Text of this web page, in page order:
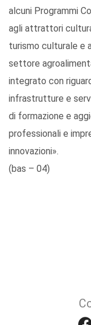
alcuni Programmi
agli attrattori
turismo culturale e
settore
integrato con
infrastrutture e
di formazione e
professionali e
innovazioni».
(bas – 04)